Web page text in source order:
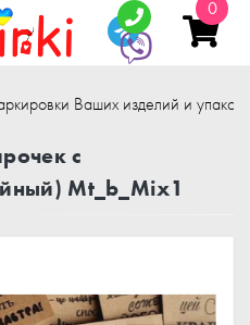
0
Ваших изделий и
с
Mt_b_Mix1